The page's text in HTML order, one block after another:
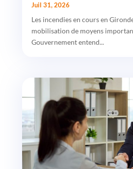
Juil 31, 2026
Les incendies en cours en
mobilisation de moyens
Gouvernement entend...